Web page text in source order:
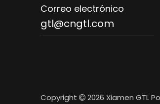
Correo electrónico
gtl@cngtl.com
Copyright  2026 Xiamen GTL